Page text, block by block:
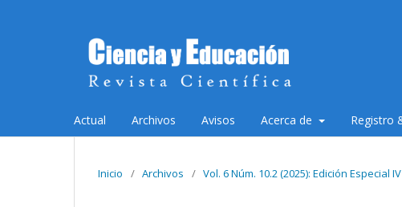
Actual Archivos Avisos Acerca de Registro
Inicio / Archivos / Vol. 6 Núm. 10.2 (2025): Edición Especial IV